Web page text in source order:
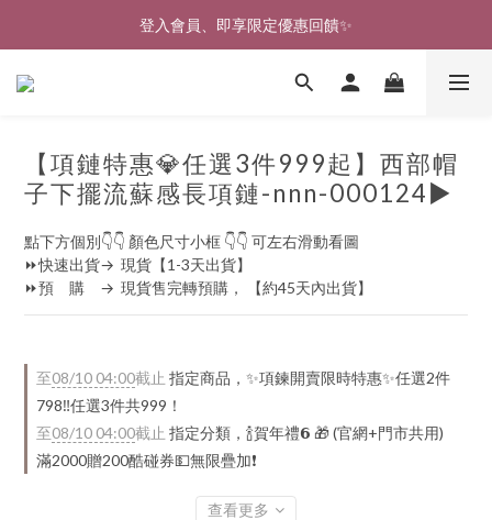
🎉新北淡水實體門市🤗歡迎蒞臨試穿🎉
登入會員、即享限定優惠回饋✨
🎉新北淡水實體門市🤗歡迎蒞臨試穿🎉
【項鏈特惠💎任選3件999起】西部帽
子下擺流蘇感長項鏈-nnn-000124▶
點下方個別👇👇 顏色尺寸小框 👇👇 可左右滑動看圖
⏩快速出貨→  現貨【1-3天出貨】
⏩預　購　→  現貨售完轉預購， 【約45天內出貨】
至08/10 04:00截止 指定商品，✨項鍊開賣限時特惠✨任選2件
798‼️任選3件共999！
至08/10 04:00截止 指定分類，🍾賀年禮️𝟲 🎁 (官網+門市共用)
滿2000贈200酷碰券💵無限疊加❗
查看更多